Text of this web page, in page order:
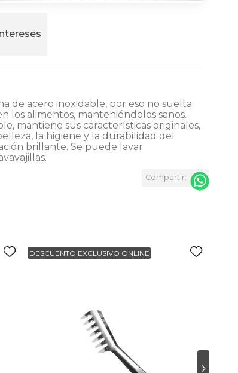
de acero inoxidable, por eso no suelta
los alimentos, manteniéndolos sanos.
mantiene sus características originales,
la higiene y la durabilidad del
brillante. Se puede lavar
DESCUENTO EXCLUSIVO ONLINE